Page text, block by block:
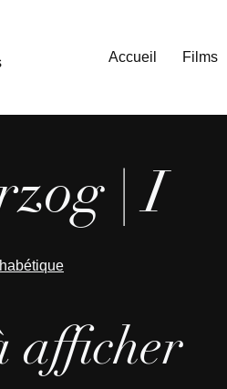
Accueil Films
| I
afficher